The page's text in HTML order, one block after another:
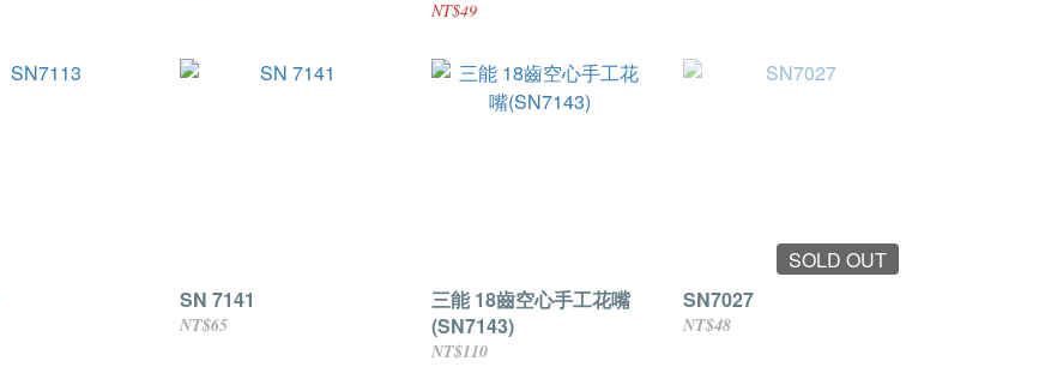
NT$49
SN 7141
NT$65
三能 18齒空心手工花嘴
(SN7143)
NT$110
SOLD OUT
SN7027
NT$48